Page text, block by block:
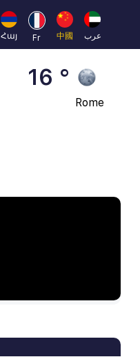
Հայ Fr 中國 عرب
23 °
16 °
Rome